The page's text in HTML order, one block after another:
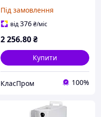
Під замовлення
від376₴/міс
2 256.80₴
Купити
КласПром 100%